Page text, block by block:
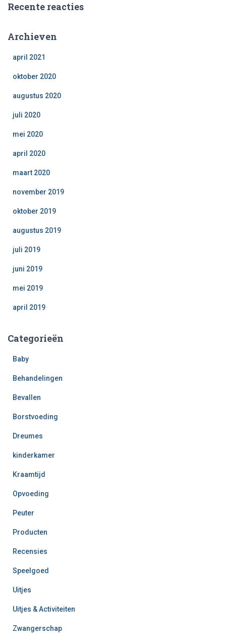
Recente reacties
Archieven
april 2021
oktober 2020
augustus 2020
juli 2020
mei 2020
april 2020
maart 2020
november 2019
oktober 2019
augustus 2019
juli 2019
juni 2019
mei 2019
april 2019
Categorieën
Baby
Behandelingen
Bevallen
Borstvoeding
Dreumes
kinderkamer
Kraamtijd
Opvoeding
Peuter
Producten
Recensies
Speelgoed
Uitjes
Uitjes & Activiteiten
Zwangerschap